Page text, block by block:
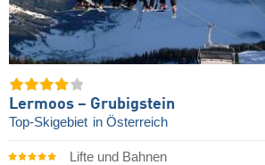
Lermoos – Grubigstein
Top-Skigebiet in Österreich
Lifte und Bahnen